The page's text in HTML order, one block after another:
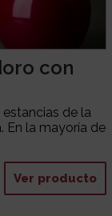
con
de la
En la mayoría de
Ver producto